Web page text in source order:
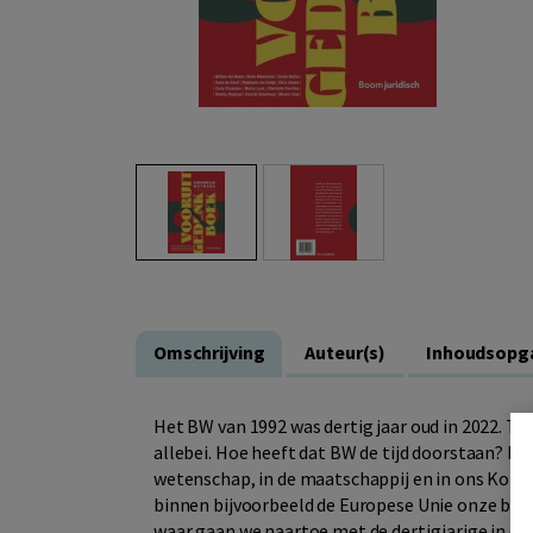
Omschrijving Auteur(s)
Het BW van 1992 was dertig jaar oud in 2022.
allebei. Hoe heeft dat BW de tijd doorstaan?
wetenschap, in de maatschappij en in ons
binnen bijvoorbeeld de Europese Unie onze